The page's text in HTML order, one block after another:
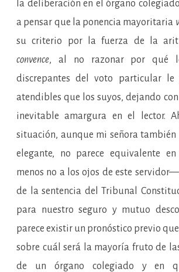
la deliberación en el órgano
a pensar que la ponencia mayoritaria
su criterio por la fuerza de la
convence, al no razonar por qué
discrepantes del voto particular le
atendibles que los suyos, dejando
inevitable amargura en el lector.
situación, aunque mi señora
elegante, no parece equivalente
menos no a los ojos de este
de la sentencia del Tribunal
para nuestro seguro y mutuo
parece existir un pronóstico previo
sobre cuál será la mayoría fruto de
de un órgano colegiado y en